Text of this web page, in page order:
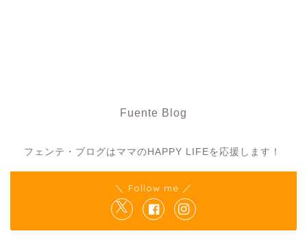
Fuente Blog
フェンテ・ブログはママのHAPPY LIFEを応援します！
＼ Follow me ／